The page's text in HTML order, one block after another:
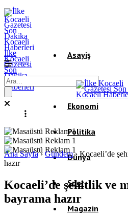
İlke
Kocaeli
Gazetesi
Son
Dakika
Kocaeli
Haberleri
Asayiş
Gündem
Ekonomi
Politika
Dünya
Spor
Magazin
Ana Sayfa› Gündem› Kocaeli’de
hazır
Kocaeli’de şehitlik ve
bayrama hazır